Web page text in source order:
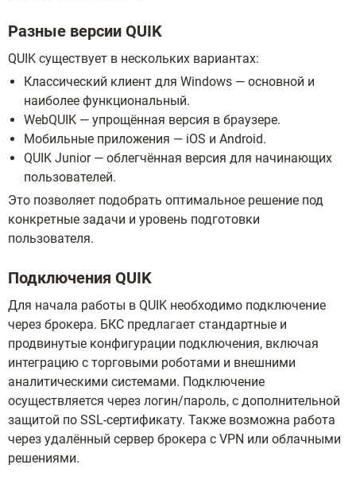
Разные версии QUIK
QUIK существует в нескольких вариантах:
Классический клиент для Windows — основной и
наиболее функциональный.
WebQUIK — упрощённая версия в браузере.
Мобильные приложения — iOS и Android.
QUIK Junior — облегчённая версия для начинающих
пользователей.
Это позволяет подобрать оптимальное решение под
конкретные задачи и уровень подготовки
пользователя.
Подключения QUIK
Для начала работы в QUIK необходимо подключение
через брокера. БКС предлагает стандартные и
продвинутые конфигурации подключения, включая
интеграцию с торговыми роботами и внешними
аналитическими системами. Подключение
осуществляется через логин/пароль, с дополнительной
защитой по SSL-сертификату. Также возможна работа
через удалённый сервер брокера с VPN или облачными
решениями.